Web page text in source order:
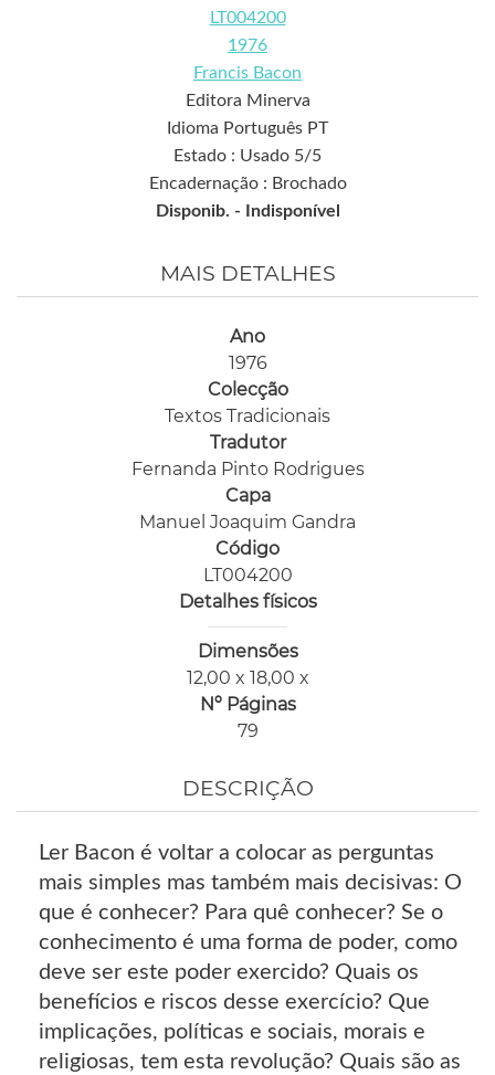
LT004200
1976
Francis Bacon
Editora Minerva
Idioma Português PT
Estado : Usado 5/5
Encadernação : Brochado
Disponib. -
Indisponível
MAIS DETALHES
Ano
1976
Colecção
Textos Tradicionais
Tradutor
Fernanda Pinto Rodrigues
Capa
Manuel Joaquim Gandra
Código
LT004200
Detalhes físicos
Dimensões
12,00 x 18,00 x
Nº Páginas
79
DESCRIÇÃO
Ler Bacon é voltar a colocar as perguntas
mais simples mas também mais decisivas: O
que é conhecer? Para quê conhecer? Se o
conhecimento é uma forma de poder, como
deve ser este poder exercido? Quais os
benefícios e riscos desse exercício? Que
implicações, políticas e sociais, morais e
religiosas, tem esta revolução? Quais são as